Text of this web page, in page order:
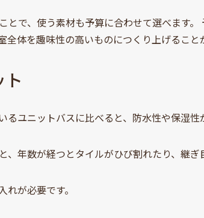
とで、使う素材も予算に合わせて選べます
全体を趣味性の高いものにつくり上げること
ユニットバスに比べると、防水性や保湿性
、年数が経つとタイルがひび割れたり、継ぎ
が必要です。